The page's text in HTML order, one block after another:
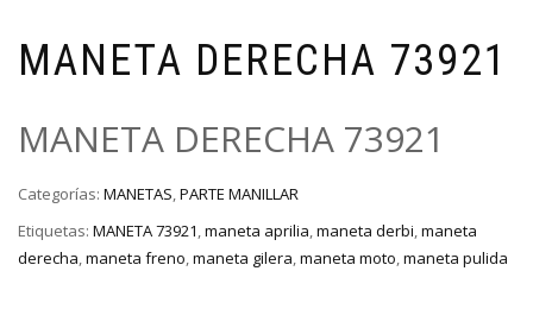
MANETA DERECHA 73921
MANETA DERECHA 73921
Categorías: MANETAS,PARTE MANILLAR
Etiquetas: MANETA 73921,maneta aprilia,maneta derbi,maneta
derecha,maneta freno,maneta gilera,maneta moto,maneta pulida